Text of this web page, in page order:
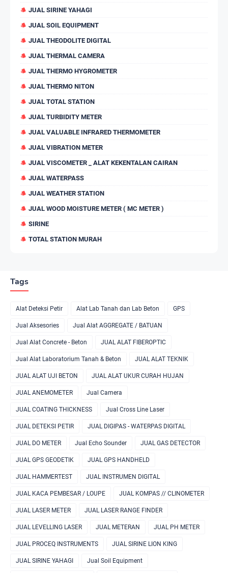
JUAL SIRINE YAHAGI
JUAL SOIL EQUIPMENT
JUAL THEODOLITE DIGITAL
JUAL THERMAL CAMERA
JUAL THERMO HYGROMETER
JUAL THERMO NITON
JUAL TOTAL STATION
JUAL TURBIDITY METER
JUAL VALUABLE INFRARED THERMOMETER
JUAL VIBRATION METER
JUAL VISCOMETER _ ALAT KEKENTALAN CAIRAN
JUAL WATERPASS
JUAL WEATHER STATION
JUAL WOOD MOISTURE METER ( MC METER )
SIRINE
TOTAL STATION MURAH
Tags
Alat Deteksi Petir Alat Lab Tanah dan Lab Beton GPS
Jual Aksesories Jual Alat AGGREGATE / BATUAN
Jual Alat Concrete - Beton JUAL ALAT FIBEROPTIC
Jual Alat Laboratorium Tanah & Beton JUAL ALAT TEKNIK
JUAL ALAT UJI BETON JUAL ALAT UKUR CURAH HUJAN
JUAL ANEMOMETER Jual Camera
JUAL COATING THICKNESS Jual Cross Line Laser
JUAL DETEKSI PETIR JUAL DIGIPAS - WATERPAS DIGITAL
JUAL DO METER Jual Echo Sounder JUAL GAS DETECTOR
JUAL GPS GEODETIK JUAL GPS HANDHELD
JUAL HAMMERTEST JUAL INSTRUMEN DIGITAL
JUAL KACA PEMBESAR / LOUPE JUAL KOMPAS // CLINOMETER
JUAL LASER METER JUAL LASER RANGE FINDER
JUAL LEVELLING LASER JUAL METERAN JUAL PH METER
JUAL PROCEQ INSTRUMENTS JUAL SIRINE LION KING
JUAL SIRINE YAHAGI Jual Soil Equipment